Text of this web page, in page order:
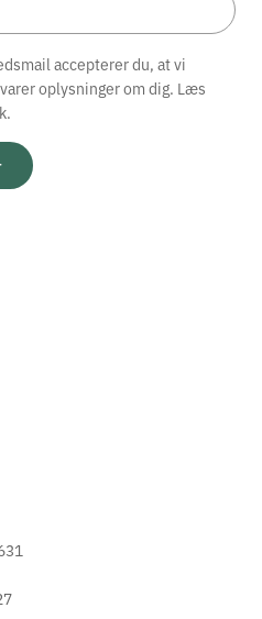
accepterer du, at vi
oplysninger om dig. Læs